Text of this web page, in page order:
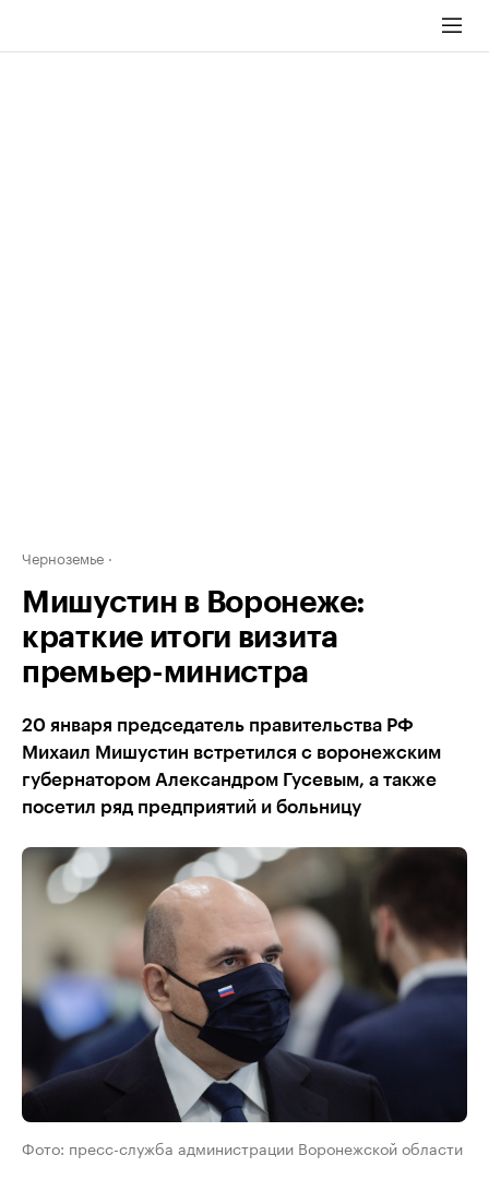
Черноземье
Мишустин в Воронеже:
краткие итоги визита
премьер-министра
20 января председатель правительства РФ
Михаил Мишустин встретился с воронежским
губернатором Александром Гусевым, а также
посетил ряд предприятий и больницу
Фото: пресс-служба администрации Воронежской области